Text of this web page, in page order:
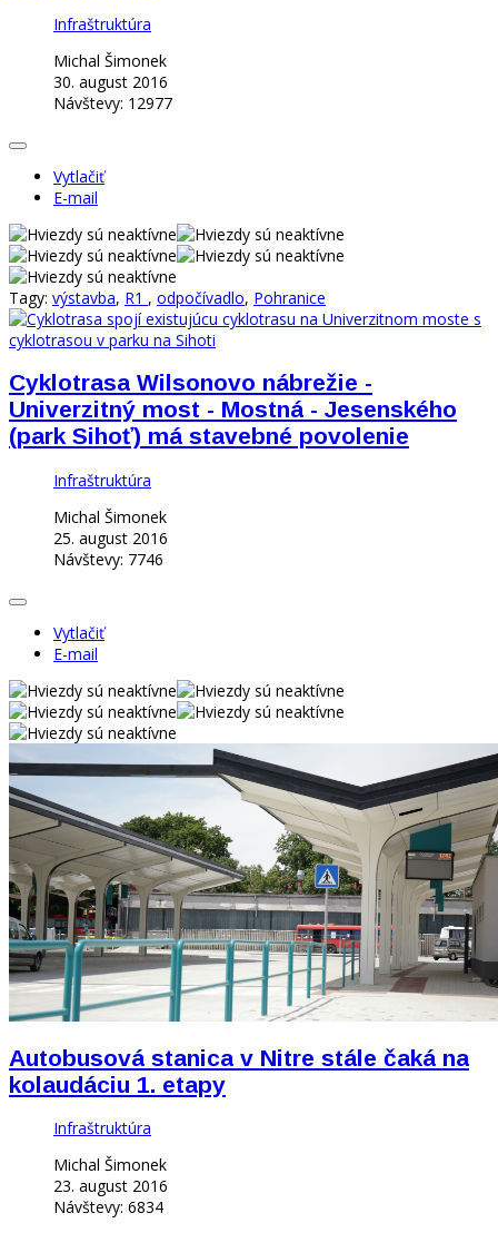
Infraštruktúra
Michal Šimonek
30. august 2016
Návštevy: 12977
Vytlačiť
E-mail
Tagy: výstavba, R1 , odpočívadlo, Pohranice
Cyklotrasa Wilsonovo nábrežie -
Univerzitný most - Mostná - Jesenského
(park Sihoť) má stavebné povolenie
Infraštruktúra
Michal Šimonek
25. august 2016
Návštevy: 7746
Vytlačiť
E-mail
Autobusová stanica v Nitre stále čaká na
kolaudáciu 1. etapy
Infraštruktúra
Michal Šimonek
23. august 2016
Návštevy: 6834